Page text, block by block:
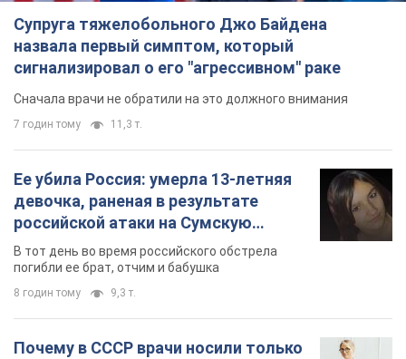
Супруга тяжелобольного Джо Байдена
назвала первый симптом, который
сигнализировал о его "агрессивном" раке
Сначала врачи не обратили на это должного внимания
7 годин тому 11,3 т.
Ее убила Россия: умерла 13-летняя
девочка, раненая в результате
российской атаки на Сумскую
область. Фото
В тот день во время российского обстрела
погибли ее брат, отчим и бабушка
8 годин тому 9,3 т.
Почему в СССР врачи носили только